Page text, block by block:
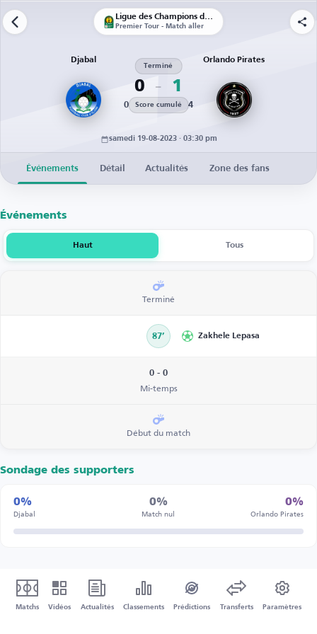
Ligue des Champions de la CAF | Qualifications
Premier Tour - Match aller
Djabal
0
Terminé
1
0 Score cumulé 4
Orlando Pirates
samedi 19-08-2023 · 03:30 pm
Événements Détail Actualités Zone des fans
Événements
Haut Tous
Terminé
87’ Zakhele Lepasa
0 - 0
Mi-temps
Début du match
Sondage des supporters
0%
Djabal
0%
Match nul
0%
Orlando Pirates
Matchs Vidéos Actualités Classements Prédictions Transferts Paramètres